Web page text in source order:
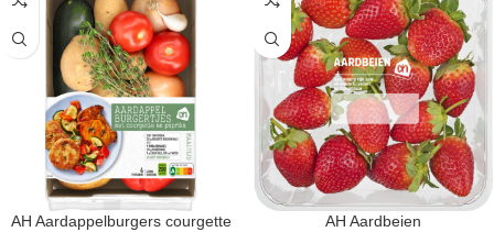
AH Aardappelburgers courgette
AH Aardbeien